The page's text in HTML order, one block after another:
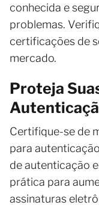
conhecida e
problemas.
certificações de
mercado.
Proteja
Certifique-se de
para
de autenticação
prática para
assinaturas